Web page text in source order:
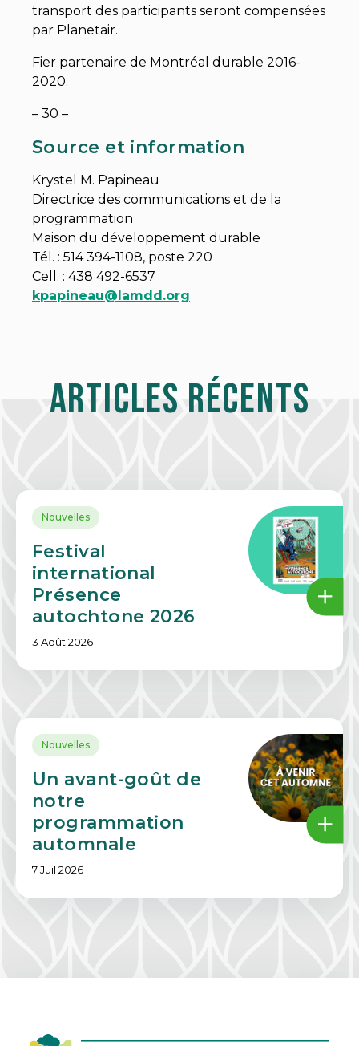
transport des participants seront compensées
par Planetair.
Fier partenaire de Montréal durable 2016-
2020.
– 30 –
Source et information
Krystel M. Papineau
Directrice des communications et de la
programmation
Maison du développement durable
Tél. : 514 394-1108, poste 220
Cell. : 438 492-6537
kpapineau@lamdd.org
Articles récents
Nouvelles
Festival
international
Présence
autochtone 2026
3 Août 2026
Nouvelles
Un avant-goût de
notre
programmation
automnale
7 Juil 2026